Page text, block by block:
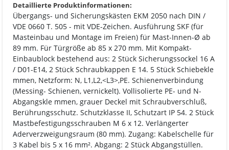
Detaillierte Produktinformationen:
Übergangs- und Sicherungskästen EKM 2050 nach DIN /
VDE 0660 T. 505 - mit VDE-Zeichen. Ausführung SKF (für
Masteinbau und Montage im Freien) für Mast-Innen-Ø ab
89 mm. Für Türgröße ab 85 x 270 mm. Mit Kompakt-
Einbaublock bestehend aus: 2 Stück Sicherungssockel 16 A
/ D01-E14, 2 Stück Schraubkappen E 14. 5 Stück Schiebekle
mmen, Netzform: N, L1,L2,<L3>,PE. Schienenverbindung
(Messing- Schienen, vernickelt). Vollisolierte PE- und N-
Abgangskle mmen, grauer Deckel mit Schraubverschluß,
Berührungsschutz. Schutzklasse II, Schutzart IP 54. 2 Stück
Mastbefestigungsschrauben M 6 x 12. Verlängerter
Aderverzweigungsraum (80 mm). Zugang: Kabelschelle für
3 Kabel bis 5 x 16 mm². Abgang: 2 Stück Abgangstüllen.